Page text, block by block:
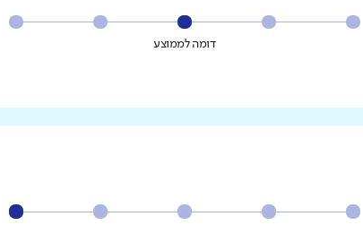
דומה לממוצע